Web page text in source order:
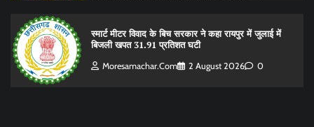
स्मार्ट मीटर विवाद के बिच सरकार ने कहा रायपुर में जुलाई में
बिजली खपत 31.91 प्रतिशत घटी
Moresamachar.com 2 August 2026 0